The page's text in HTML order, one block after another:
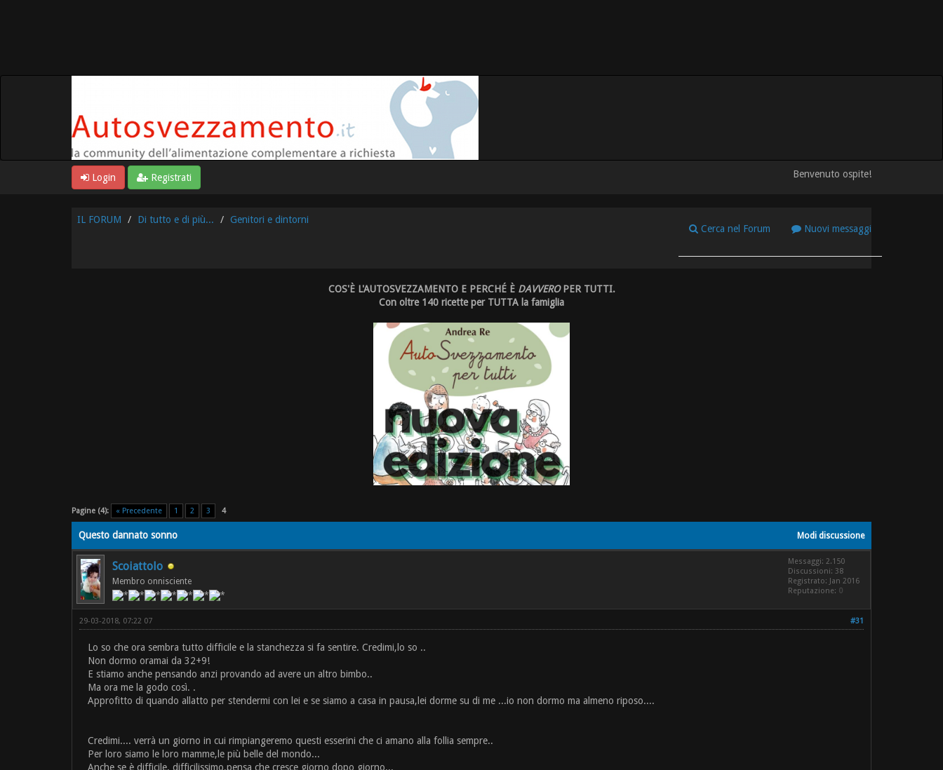
Login Registrati Benvenuto ospite!
Cerca nel Forum Nuovi messaggi
IL FORUM Di tutto e di più... Genitori e dintorni
COS'È L'AUTOSVEZZAMENTO E PERCHÉ È DAVVEROPER TUTTI.
Con oltre 140 ricette per TUTTA la famiglia
Pagine (4): « Precedente 1 2 3 4
Modi discussione
Questo dannato sonno
Scoiattolo
Membro onnisciente
Messaggi: 2.150
Discussioni: 38
Registrato: Jan 2016
Reputazione: 0
#31
29-03-2018, 07:22 07
Lo so che ora sembra tutto difficile e la stanchezza si fa sentire. Credimi,lo so ..
Non dormo oramai da 32+9!
E stiamo anche pensando anzi provando ad avere un altro bimbo..
Ma ora me la godo così. .
Approfitto di quando allatto per stendermi con lei e se siamo a casa in pausa,lei dorme su di me ...io non dormo ma almeno riposo....
Credimi.... verrà un giorno in cui rimpiangeremo questi esserini che ci amano alla follia sempre..
Per loro siamo le loro mamme,le più belle del mondo...
Anche se è difficile, difficilissimo,pensa che cresce giorno dopo giorno...